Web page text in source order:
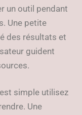
un outil pendant
Une petite
des résultats et
guident
simple utilisez
Une